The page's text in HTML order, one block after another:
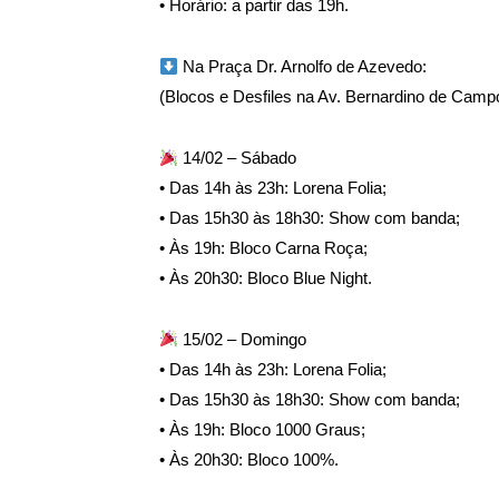
• Horário: a partir das 19h.
Na Praça Dr. Arnolfo de Azevedo:
(Blocos e Desfiles na Av. Bernardino de
14/02 – Sábado
• Das 14h às 23h: Lorena Folia;
• Das 15h30 às 18h30: Show com banda;
• Às 19h: Bloco Carna Roça;
• Às 20h30: Bloco Blue Night.
15/02 – Domingo
• Das 14h às 23h: Lorena Folia;
• Das 15h30 às 18h30: Show com banda;
• Às 19h: Bloco 1000 Graus;
• Às 20h30: Bloco 100%.